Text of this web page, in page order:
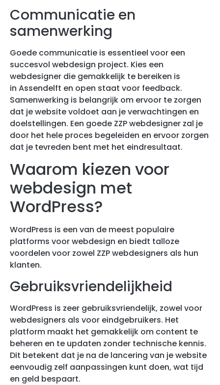
Communicatie en
samenwerking
Goede communicatie is essentieel voor een
succesvol webdesign project. Kies een
webdesigner die gemakkelijk te bereiken is
in Assendelft en open staat voor feedback.
Samenwerking is belangrijk om ervoor te zorgen
dat je website voldoet aan je verwachtingen en
doelstellingen. Een goede ZZP webdesigner zal je
door het hele proces begeleiden en ervoor zorgen
dat je tevreden bent met het eindresultaat.
Waarom kiezen voor
webdesign met
WordPress?
WordPress is een van de meest populaire
platforms voor webdesign en biedt talloze
voordelen voor zowel ZZP webdesigners als hun
klanten.
Gebruiksvriendelijkheid
WordPress is zeer gebruiksvriendelijk, zowel voor
webdesigners als voor eindgebruikers. Het
platform maakt het gemakkelijk om content te
beheren en te updaten zonder technische kennis.
Dit betekent dat je na de lancering van je website
eenvoudig zelf aanpassingen kunt doen, wat tijd
en geld bespaart.